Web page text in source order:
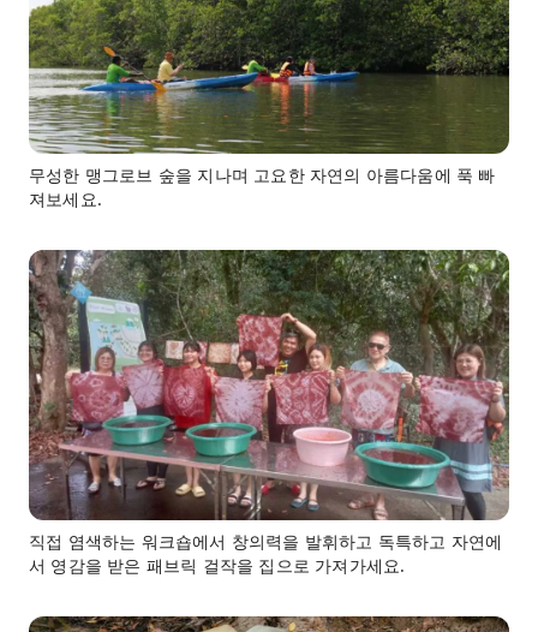
무성한 맹그로브 숲을 지나며 고요한 자연의 아름다움에 푹 빠
져보세요.
직접 염색하는 워크숍에서 창의력을 발휘하고 독특하고 자연에
서 영감을 받은 패브릭 걸작을 집으로 가져가세요.